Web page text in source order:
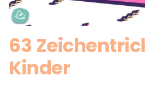
63
Kinder